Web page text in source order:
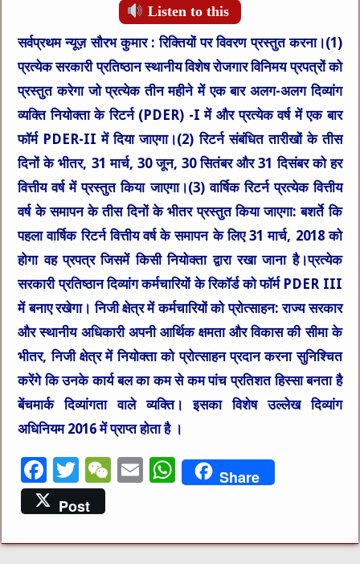
Listen to this
सर्वप्रथम न्यूज़ सौरभ कुमार :रिक्तियों पर विवरण प्रस्तुत करना।(1)
प्रत्येक सरकारी प्रतिष्ठान स्थानीय विशेष रोजगार विनिमय प्रपत्रों को
प्रस्तुत करेगा जो प्रत्येक तीन महीने में एक बार अलग-अलग दिव्यांग
व्यक्ति नियोक्ता के रिटर्न (PDER) -I में और प्रत्येक वर्ष में एक बार
फॉर्म PDER-II में दिया जाएगा।(2) रिटर्न संबंधित तारीखों के तीस
दिनों के भीतर, 31 मार्च, 30 जून, 30 सितंबर और 31 दिसंबर को हर
वित्तीय वर्ष में प्रस्तुत किया जाएगा।(3) वार्षिक रिटर्न प्रत्येक वित्तीय
वर्ष के समापन के तीस दिनों के भीतर प्रस्तुत किया जाएगा: बशर्ते कि
पहला वार्षिक रिटर्न वित्तीय वर्ष के समापन के लिए 31 मार्च, 2018 को
होगा वह प्रपत्र जिसमें किसी नियोक्ता द्वारा रखा जाना है।प्रत्येक
सरकारी प्रतिष्ठान दिव्यांग कर्मचारियों के रिकॉर्ड को फॉर्म PDER III
में बनाए रखेगा। निजी क्षेत्र में कर्मचारियों को प्रोत्साहन: राज्य सरकार
और स्थानीय अधिकारी अपनी आर्थिक क्षमता और विकास की सीमा के
भीतर, निजी क्षेत्र में नियोक्ता को प्रोत्साहन प्रदान करना सुनिश्चित
करेंगे कि उनके कार्य बल का कम से कम पांच प्रतिशत हिस्सा बनता है
बेंचमार्क दिव्यांगता वाले व्यक्ति। इसका विशेष उल्लेख दिव्यांग
अधिनियम 2016 में प्राप्त होता है ।
F
a
c
e
T
w
it
te
W
h
E
l
W
h
s
Share
Post